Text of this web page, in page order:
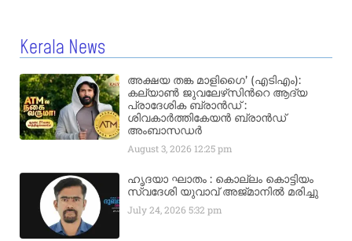
Kerala News
അക്ഷയ തങ്ക മാളിഗൈ’ (എടിഎം):
കല്യാണ്‍ ജുവലേഴ്‌സിന്‍റെ ആദ്യ
പ്രാദേശിക ബ്രാന്‍ഡ് :
ശിവകാര്‍ത്തികേയന്‍ ബ്രാന്‍ഡ്
അംബാസഡര്‍
August 3, 2026 12:25 pm
ഹൃദയാ ഘാതം : കൊല്ലം കൊട്ടിയം
സ്വദേശി യുവാവ് അജ്മാനിൽ മരിച്ചു
July 24, 20265:32 pm